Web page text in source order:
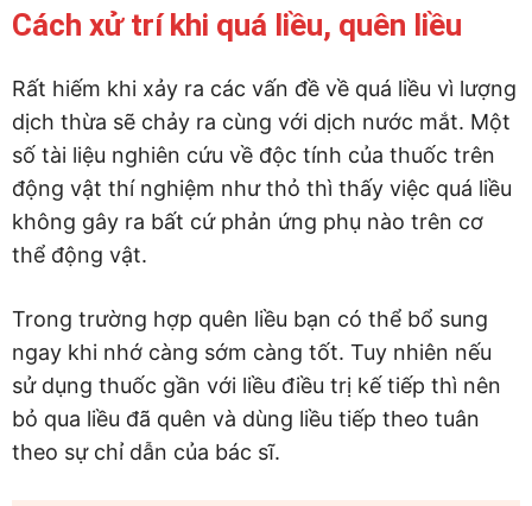
Cách xử trí khi quá liều, quên liều
Rất hiếm khi xảy ra các vấn đề về quá liều vì lượng
dịch thừa sẽ chảy ra cùng với dịch nước mắt. Một
số tài liệu nghiên cứu về độc tính của thuốc trên
động vật thí nghiệm như thỏ thì thấy việc quá liều
không gây ra bất cứ phản ứng phụ nào trên cơ
thể động vật.
Trong trường hợp quên liều bạn có thể bổ sung
ngay khi nhớ càng sớm càng tốt. Tuy nhiên nếu
sử dụng thuốc gần với liều điều trị kế tiếp thì nên
bỏ qua liều đã quên và dùng liều tiếp theo tuân
theo sự chỉ dẫn của bác sĩ.